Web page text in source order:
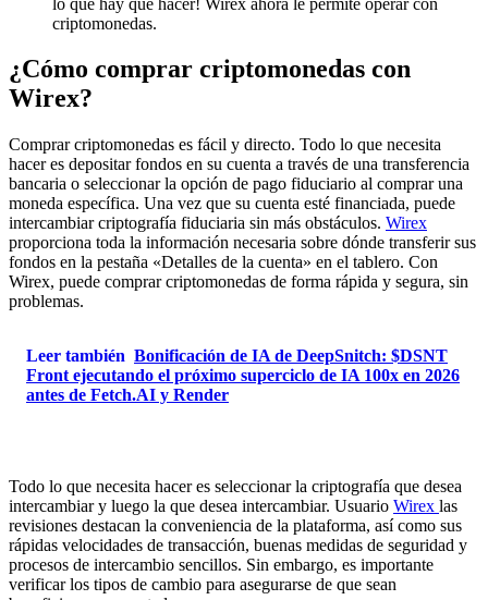
criptomonedas.
¿Cómo comprar criptomonedas con
Wirex?
Comprar criptomonedas es fácil y directo. Todo lo que necesita
hacer es depositar fondos en su cuenta a través de una transferencia
bancaria o seleccionar la opción de pago fiduciario al comprar una
moneda específica. Una vez que su cuenta esté financiada, puede
intercambiar criptografía fiduciaria sin más obstáculos. Wirex
proporciona toda la información necesaria sobre dónde transferir sus
fondos en la pestaña «Detalles de la cuenta» en el tablero. Con
Wirex, puede comprar criptomonedas de forma rápida y segura, sin
problemas.
Leer también Bonificación de IA de DeepSnitch: $DSNT
Front ejecutando el próximo superciclo de IA 100x en 2026
antes de Fetch.AI y Render
Todo lo que necesita hacer es seleccionar la criptografía que desea
intercambiar y luego la que desea intercambiar. Usuario Wirex las
revisiones destacan la conveniencia de la plataforma, así como sus
rápidas velocidades de transacción, buenas medidas de seguridad y
procesos de intercambio sencillos. Sin embargo, es importante
verificar los tipos de cambio para asegurarse de que sean